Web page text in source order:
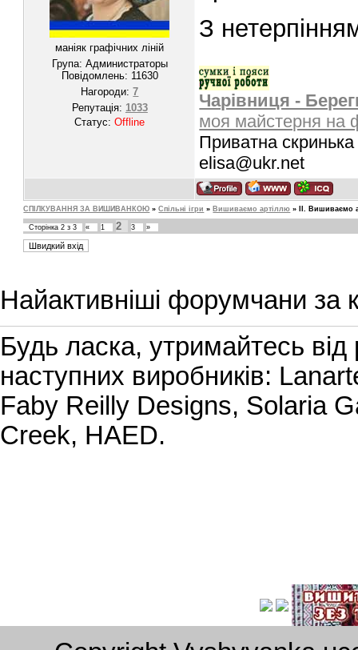
маніяк графічних ліній
Група: Администраторы
Повідомлень: 11630
Нагороди:7
Репутація: 1033
Статус:Offline
З
Чарівниця -
моя майстерня на
Приватна
elisa@ukr.net
СПІЛКУВАННЯ ЗА ВИШИВАНКОЮ » Спільні ігри » Вишиваємо артіллю » ІІ. Вишиваємо
Сторінка2 з3 « 1 2 3 »
Найактивніші форумчани за
Будь ласка, утримайтесь
наступних виробників:
Faby Reilly Designs, Solaria
Creek, HAED.